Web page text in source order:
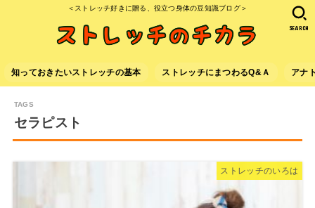
＜ストレッチ好きに贈る、役立つ身体の豆知識ブログ＞
知っておきたいストレッチの基本 ストレッチにまつわるQ&Ａ アナ
SEARCH
セラピスト
ストレッチのいろは